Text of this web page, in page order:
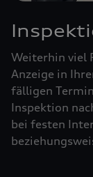
Weiterhin viel
Anzeige in
fälligen
Inspektion
bei festen